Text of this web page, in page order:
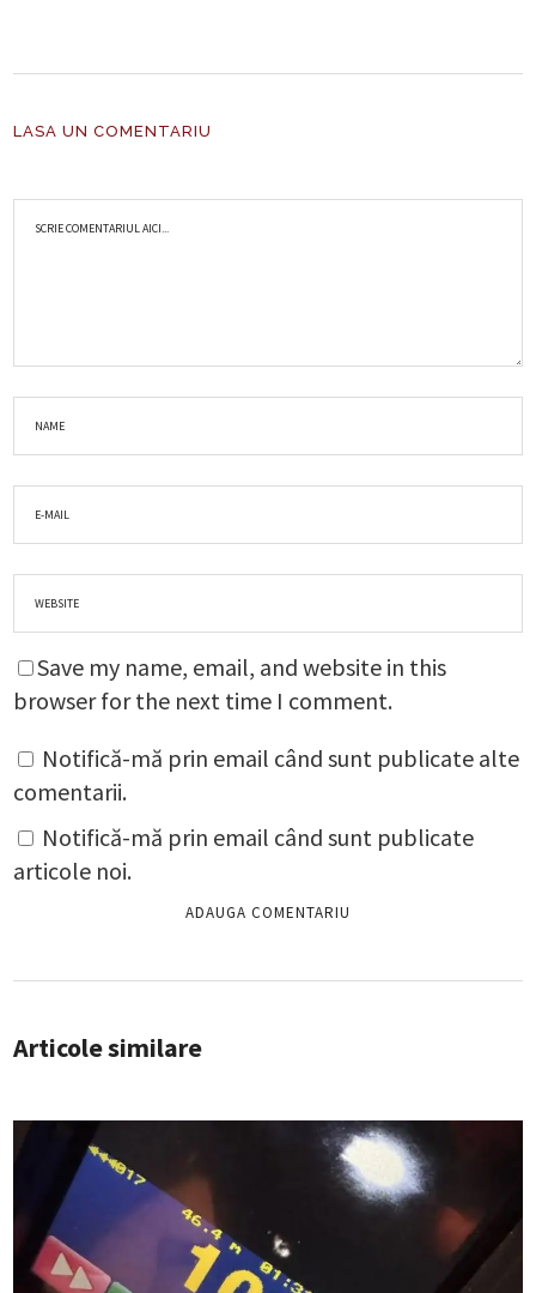
LASA UN COMENTARIU
Save my name, email, and website in this
browser for the next time I comment.
Notifică-mă prin email când sunt publicate alte
comentarii.
Notifică-mă prin email când sunt publicate
articole noi.
Articole similare